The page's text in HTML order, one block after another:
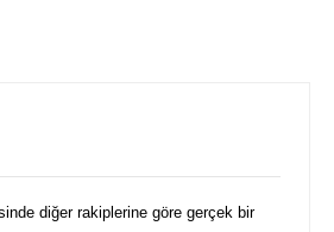
diğer rakiplerine göre gerçek bir